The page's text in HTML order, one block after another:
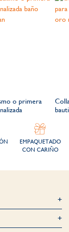
o primera
EMPAQUETADO
CON CARIÑO